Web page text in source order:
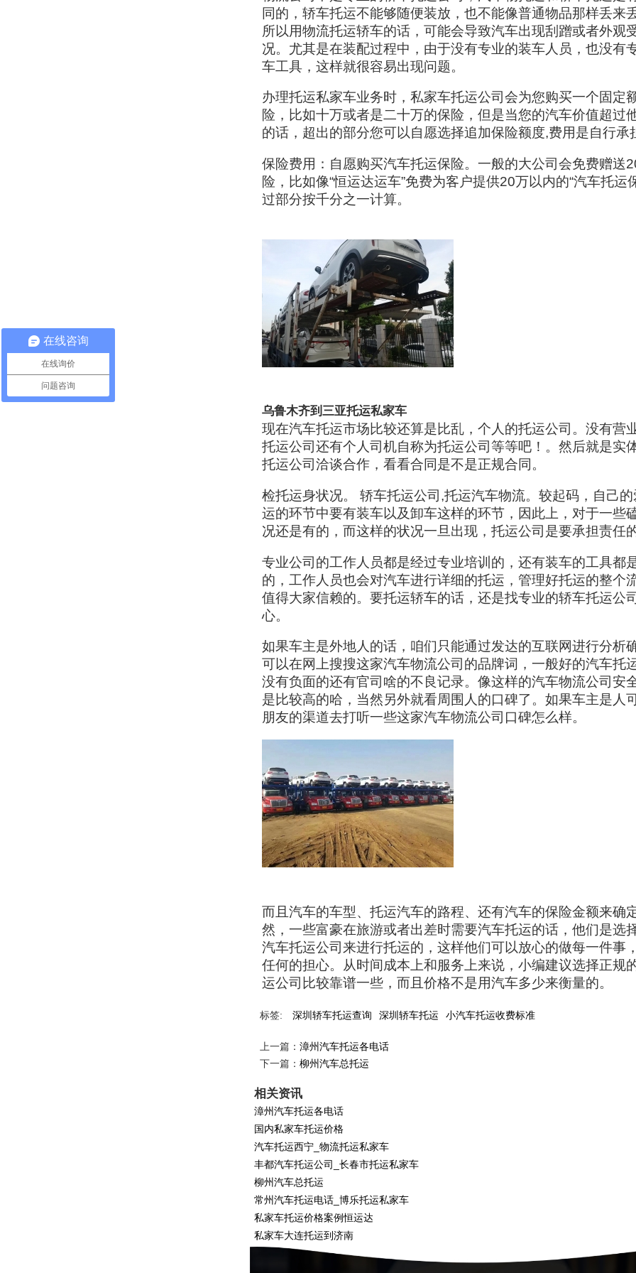
同的，轿车托运不能够随便装放，也不能像普通物品那样丢来
所以用物流托运轿车的话，可能会导致汽车出现刮蹭或者外观
况。尤其是在装配过程中，由于没有专业的装车人员，也没有
车工具，这样就很容易出现问题。
办理托运私家车业务时，私家车托运公司会为您购买一个固定
险，比如十万或者是二十万的保险，但是当您的汽车价值超过
的话，超出的部分您可以自愿选择追加保险额度,费用是自行承
保险费用：自愿购买汽车托运保险。一般的大公司会免费赠送
险，比如像“恒运达运车”免费为客户提供20万以内的“汽车托运
过部分按千分之一计算。
乌鲁木齐到三亚托运私家车
现在汽车托运市场比较还算是比乱，个人的托运公司。没有营
托运公司还有个人司机自称为托运公司等等吧！。然后就是实
托运公司洽谈合作，看看合同是不是正规合同。
检托运身状况。 轿车托运公司,托运汽车物流。较起码，自己
运的环节中要有装车以及卸车这样的环节，因此上，对于一些
况还是有的，而这样的状况一旦出现，托运公司是要承担责任
专业公司的工作人员都是经过专业培训的，还有装车的工具都
的，工作人员也会对汽车进行详细的托运，管理好托运的整个
值得大家信赖的。要托运轿车的话，还是找专业的轿车托运公
心。
如果车主是外地人的话，咱们只能通过发达的互联网进行分析
可以在网上搜搜这家汽车物流公司的品牌词，一般好的汽车托
没有负面的还有官司啥的不良记录。像这样的汽车物流公司安
是比较高的哈，当然另外就看周围人的口碑了。如果车主是人
朋友的渠道去打听一些这家汽车物流公司口碑怎么样。
而且汽车的车型、托运汽车的路程、还有汽车的保险金额来确
然，一些富豪在旅游或者出差时需要汽车托运的话，他们是选
汽车托运公司来进行托运的，这样他们可以放心的做每一件事
任何的担心。从时间成本上和服务上来说，小编建议选择正规
运公司比较靠谱一些，而且价格不是用汽车多少来衡量的。
标签: 深圳轿车托运查询 深圳轿车托运 小汽车托运收费标准
上一篇：漳州汽车托运各电话
下一篇：柳州汽车总托运
相关资讯
漳州汽车托运各电话
国内私家车托运价格
汽车托运西宁_物流托运私家车
丰都汽车托运公司_长春市托运私家车
柳州汽车总托运
常州汽车托运电话_博乐托运私家车
私家车托运价格案例恒运达
私家车大连托运到济南
在线咨询
在线询价
问题咨询